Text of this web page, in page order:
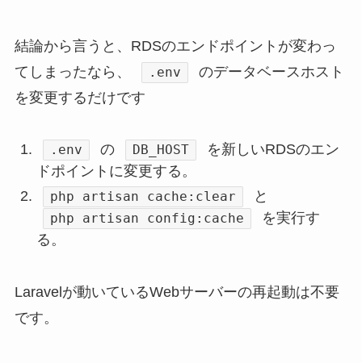
結論から言うと、RDSのエンドポイントが変わっ
てしまったなら、
.env
のデータベースホスト
を変更するだけです
.env の DB_HOST
を新しいRDSのエン
ドポイントに変更する。
php artisan cache:clear と
php artisan config:cache
を実行す
る。
Laravelが動いているWebサーバーの再起動は不要
です。